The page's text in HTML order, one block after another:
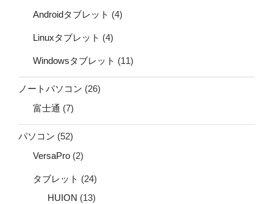
Androidタブレット (4)
Linuxタブレット (4)
Windowsタブレット (11)
ノートパソコン (26)
富士通 (7)
パソコン (52)
VersaPro (2)
タブレット (24)
HUION (13)